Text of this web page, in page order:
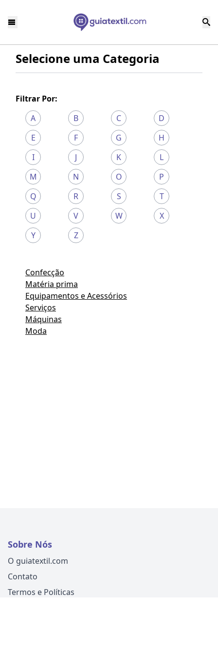
Selecione uma Categoria
Filtrar Por:
A
B C
D
E
F G
H
I
J K
L
M
N O
P
Q
R S
T
U
V W
X
Y
Z
Confecção
Matéria prima
Equipamentos e Acessórios
Serviços
Máquinas
Moda
Sobre Nós
O guiatextil.com
Contato
Termos e Políticas